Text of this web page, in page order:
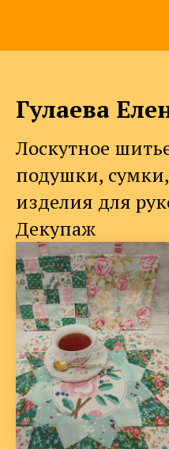
Гулаева
Лоскутное
подушки,
изделия для
Декупаж